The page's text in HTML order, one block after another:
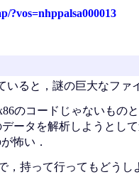
?vos=nhppalsa000013
ると，謎の巨大なファ
のコードじゃないもの
ータを解析しようとし
怖い．
，持って行ってもどう